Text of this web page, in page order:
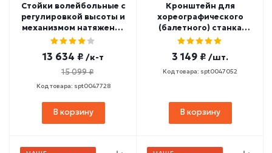
Стойки волейбольные с
регулировкой высоты и
механизмом натяжения
(пристенное крепление)
13 634 ₽ /к-т
15 099 ₽
Код товара: spt0047728
В корзину
Кронштейн для
хореографического
(балетного) станка
переносной
резиновыми накладками
СТ-347
3 149 ₽ /шт.
Код товара: spt0047052
В корзину